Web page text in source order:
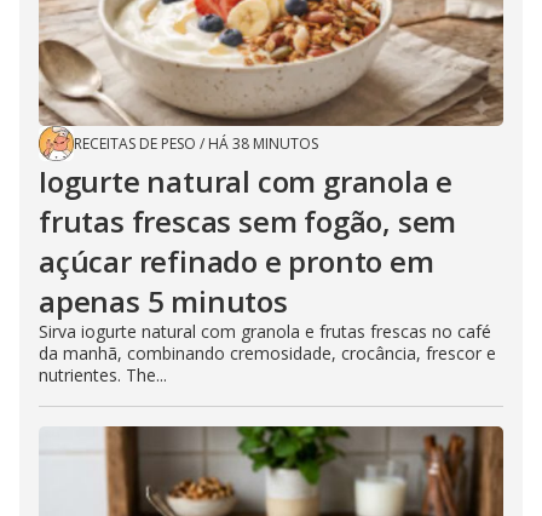
RECEITAS DE PESO / HÁ 38 MINUTOS
Iogurte natural com granola e
frutas frescas sem fogão, sem
açúcar refinado e pronto em
apenas 5 minutos
Sirva iogurte natural com granola e frutas frescas no café
da manhã, combinando cremosidade, crocância, frescor e
nutrientes. The...